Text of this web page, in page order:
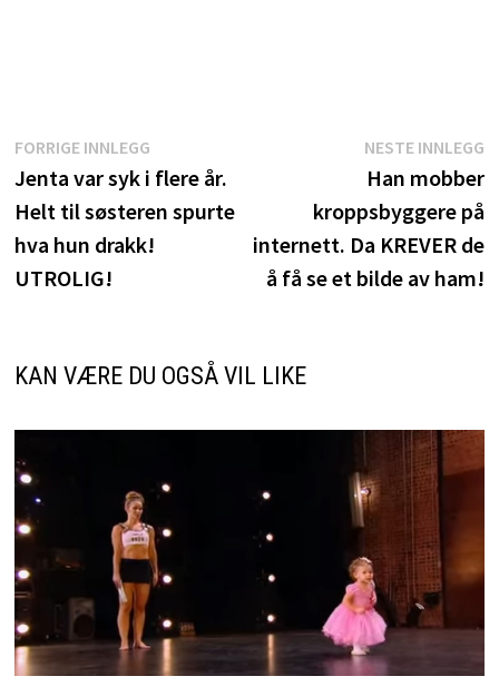
Innleggsnavigasjon
FORRIGE INNLEGGForrige
innlegg:
Jenta var syk i flere år.
Helt til søsteren spurte
hva hun drakk!
UTROLIG!
NESTE INNLEGG
Han mobber
kroppsbyggere på
internett. Da KREVER de
å få se et bilde av ham!
KAN VÆRE DU OGSÅ VIL LIKE